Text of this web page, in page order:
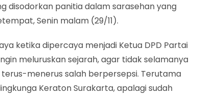
disodorkan panitia dalam sarasehan yang
Senin malam (29/11).
ketika dipercaya menjadi Ketua DPD Partai
meluruskan sejarah, agar tidak selamanya
menerus salah berpersepsi. Terutama
Keraton Surakarta, apalagi sudah